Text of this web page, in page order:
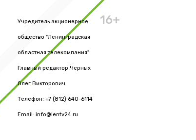
Учредитель акционерное
общество "Ленинградская
областная телекомпания".
Главный редактор Черных
Олег Викторович.
Телефон: +7 (812) 640-6114
Email: info@lentv24.ru
16+